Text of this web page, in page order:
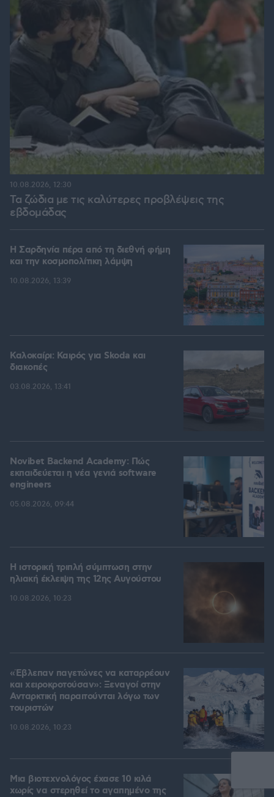
Τα ζώδια με τις καλύτερες προβλέψεις της
εβδομάδας
10.08.2026, 12:30
Η Σαρδηνία πέρα από τη διεθνή φήμη
και την κοσμοπολίτικη λάμψη
10.08.2026, 13:39
Καλοκαίρι: Καιρός για Skoda και
διακοπές
03.08.2026, 13:41
Novibet Backend Academy: Πώς
εκπαιδεύεται η νέα γενιά software
engineers
05.08.2026, 09:44
Η ιστορική τριπλή σύμπτωση στην
ηλιακή έκλειψη της 12ης Αυγούστου
10.08.2026, 10:23
«Έβλεπαν παγετώνες να καταρρέουν
και χειροκροτούσαν»: Ξεναγοί στην
Ανταρκτική παραιτούνται λόγω των
τουριστών
10.08.2026, 10:23
Μια βιοτεχνολόγος έχασε 10 κιλά
χωρίς να στερηθεί το αγαπημένο της